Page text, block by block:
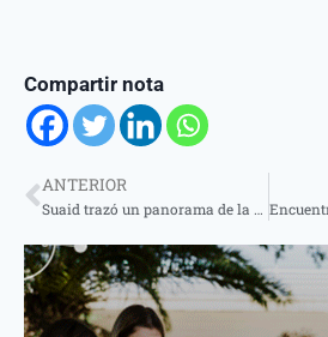
Compartir nota
ANTERIOR
Suaid trazó un panorama de la situación actual tras la fuerte tormenta